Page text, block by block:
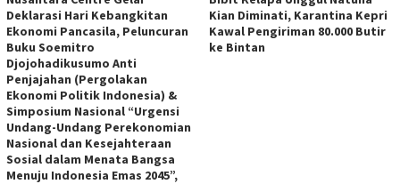
Deklarasi Hari Kebangkitan
Ekonomi Pancasila, Peluncuran
Buku Soemitro
Djojohadikusumo Anti
Penjajahan (Pergolakan
Ekonomi Politik Indonesia) &
Simposium Nasional “Urgensi
Undang-Undang Perekonomian
Nasional dan Kesejahteraan
Sosial dalam Menata Bangsa
Menuju Indonesia Emas 2045”,
Kian Diminati, Karantina Kepri
Kawal Pengiriman 80.000 Butir
ke Bintan